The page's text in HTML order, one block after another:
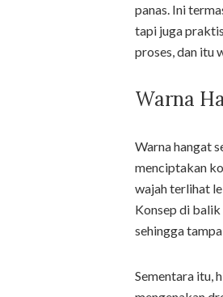
panas. Ini
tapi juga
proses, dan itu
Warna
Warna hangat
menciptakan
wajah terlihat
Konsep di
sehingga
Sementara itu,